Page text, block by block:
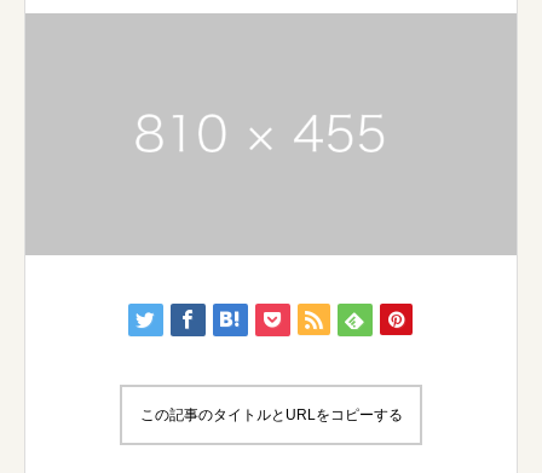
この記事のタイトルとURLをコピーする